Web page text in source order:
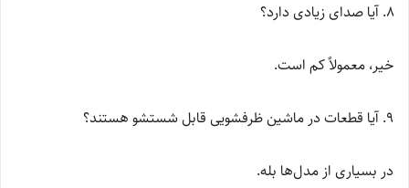
آیا صدای زیادی دارد؟
خیر، معمولاً کم است.
آیا قطعات در ماشین ظرفشویی قابل شستشو هستند؟
در بسیاری از مدل‌ها بله.